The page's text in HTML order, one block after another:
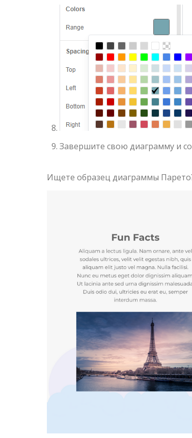
Завершите свою диаграмму и
Ищете образец диаграммы